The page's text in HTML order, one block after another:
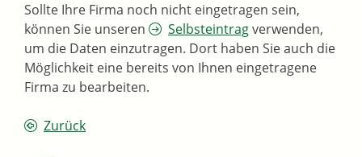
Sollte Ihre Firma noch nicht eingetragen sein,
können Sie unseren
Selbsteintragverwenden,
um die Daten einzutragen. Dort haben Sie auch die
Möglichkeit eine bereits von Ihnen eingetragene
Firma zu bearbeiten.
Zurück